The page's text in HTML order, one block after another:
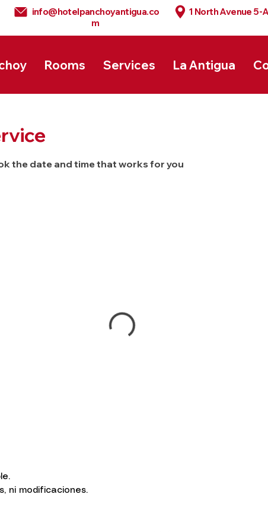
info@hotelpanchoyantigua.co
m
1 North Avenue 5-
Rooms Services La Antigua
the date and time that works for you
ni modificaciones.